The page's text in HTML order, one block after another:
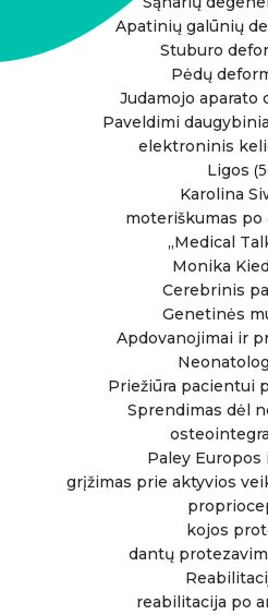
Apatinių galūnių
Stuburo
Pėdų
Judamojo aparato
Paveldimi
elektroninis
Ligos
Karolina
moteriškumas po
„Medical
Monika
Cerebrinis
Genetinės
Apdovanojimai ir
Priežiūra pacientui
Sprendimas dėl
Paley
grįžimas prie aktyvios
kojos
dantų
reabilitacija po